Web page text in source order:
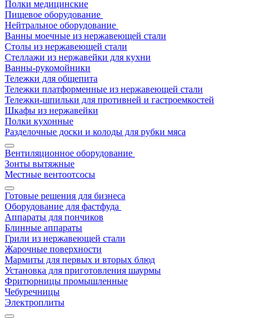
Полки медицинские
Пищевое оборудование
Нейтральное оборудование
Ванны моечные из нержавеющей стали
Столы из нержавеющей стали
Стеллажи из нержавейки для кухни
Ванны-рукомойники
Тележки для общепита
Тележки платформенные из нержавеющей стали
Тележки-шпильки для противней и гастроемкостей
Шкафы из нержавейки
Полки кухонные
Разделочные доски и колоды для рубки мяса
Вентиляционное оборудование
Зонты вытяжные
Местные вентоотсосы
Готовые решения для бизнеса
Оборудование для фастфуда
Аппараты для пончиков
Блинные аппараты
Грили из нержавеющей стали
Жарочные поверхности
Мармиты для первых и вторых блюд
Установка для приготовления шаурмы
Фритюрницы промышленные
Чебуречницы
Электроплиты